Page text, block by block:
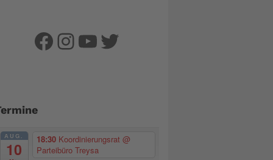
Facebook
Instagram
YouTube
Twitter
AUG.
10
18:30 Koordinierungsrat @
Parteibüro Treysa